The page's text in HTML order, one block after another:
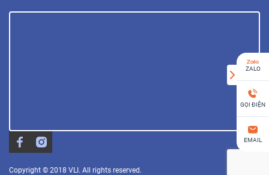
Copyright © 2018 VLI. All rights reserved.
ZALO
GỌI ĐIỆN
EMAIL